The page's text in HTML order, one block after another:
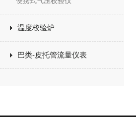
温度校验炉
巴类-皮托管流量仪表